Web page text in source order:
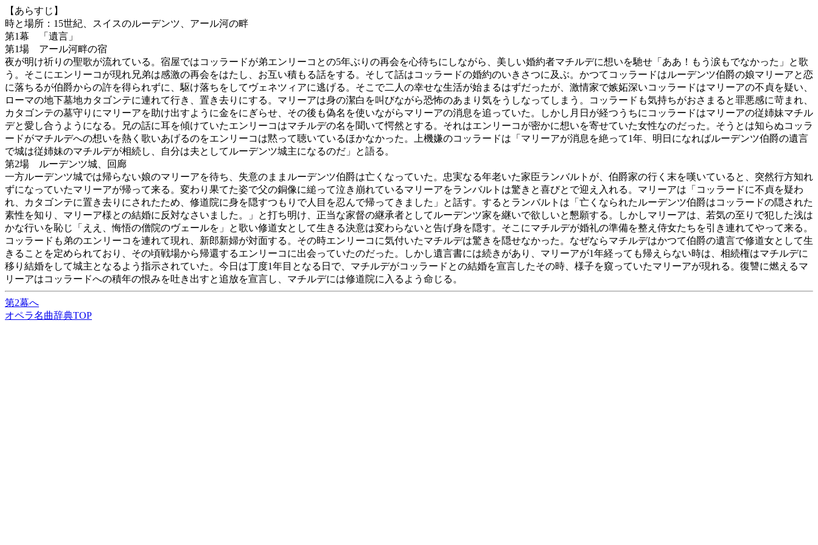
【あらすじ】
時と場所：15世紀、スイスのルーデンツ、アール河の畔
第1幕 「遺言」
第1場 アール河畔の宿
夜が明け祈りの聖歌が流れている。宿屋ではコッラードが弟エンリーコとの5年ぶりの再会を心待ちにしながら、美しい婚約者マチルデに想いを馳せ「ああ！もう涙もでなかった」と歌
う。そこにエンリーコが現れ兄弟は感激の再会をはたし、お互い積もる話をする。そして話はコッラードの婚約のいきさつに及ぶ。かつてコッラードはルーデンツ伯爵の娘マリーアと恋
に落ちるが伯爵からの許を得られずに、駆け落ちをしてヴェネツィアに逃げる。そこで二人の幸せな生活が始まるはずだったが、激情家で嫉妬深いコッラードはマリーアの不貞を疑い、
ローマの地下墓地カタゴンテに連れて行き、置き去りにする。マリーアは身の潔白を叫びながら恐怖のあまり気をうしなってしまう。コッラードも気持ちがおさまると罪悪感に苛まれ、
カタゴンテの墓守りにマリーアを助け出すように金をにぎらせ、その後も偽名を使いながらマリーアの消息を追っていた。しかし月日が経つうちにコッラードはマリーアの従姉妹マチル
デと愛し合うようになる。兄の話に耳を傾けていたエンリーコはマチルデの名を聞いて愕然とする。それはエンリーコが密かに想いを寄せていた女性なのだった。そうとは知らぬコッラ
ードがマチルデへの想いを熱く歌いあげるのをエンリーコは黙って聴いているほかなかった。上機嫌のコッラードは「マリーアが消息を絶って1年、明日になればルーデンツ伯爵の遺言
で城は従姉妹のマチルデが相続し、自分は夫としてルーデンツ城主になるのだ」と語る。
第2場 ルーデンツ城、回廊
一方ルーデンツ城では帰らない娘のマリーアを待ち、失意のままルーデンツ伯爵は亡くなっていた。忠実なる年老いた家臣ランバルトが、伯爵家の行く末を嘆いていると、突然行方知れ
ずになっていたマリーアが帰って来る。変わり果てた姿で父の銅像に縋って泣き崩れているマリーアをランバルトは驚きと喜びとで迎え入れる。マリーアは「コッラードに不貞を疑わ
れ、カタゴンテに置き去りにされたため、修道院に身を隠すつもりで人目を忍んで帰ってきました」と話す。するとランバルトは「亡くなられたルーデンツ伯爵はコッラードの隠された
素性を知り、マリーア様との結婚に反対なさいました。」と打ち明け、正当な家督の継承者としてルーデンツ家を継いで欲しいと懇願する。しかしマリーアは、若気の至りで犯した浅は
かな行いを恥じ「ええ、悔悟の僧院のヴェールを」と歌い修道女として生きる決意は変わらないと告げ身を隠す。そこにマチルデが婚礼の準備を整え侍女たちを引き連れてやって来る。
コッラードも弟のエンリーコを連れて現れ、新郎新婦が対面する。その時エンリーコに気付いたマチルデは驚きを隠せなかった。なぜならマチルデはかつて伯爵の遺言で修道女として生
きることを定められており、その頃戦場から帰還するエンリーコに出会っていたのだった。しかし遺言書には続きがあり、マリーアが1年経っても帰えらない時は、相続権はマチルデに
移り結婚をして城主となるよう指示されていた。今日は丁度1年目となる日で、マチルデがコッラードとの結婚を宣言したその時、様子を窺っていたマリーアが現れる。復讐に燃えるマ
リーアはコッラードへの積年の恨みを吐き出すと追放を宣言し、マチルデには修道院に入るよう命じる。
第2幕へ
オペラ名曲辞典TOP